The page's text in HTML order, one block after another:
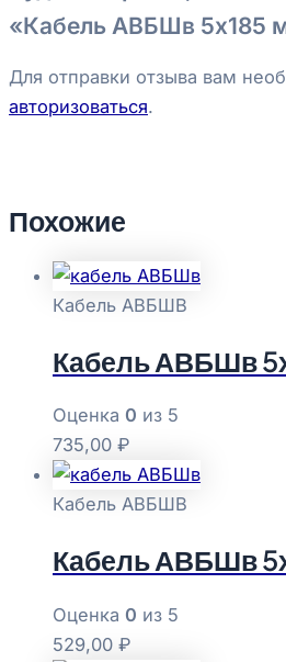
«Кабель АВБШв 5х185
Для отправки отзыва вам
авторизоваться.
Похожие
Кабель АВБШВ
Кабель АВБШв
Оценка 0 из 5
735,00 ₽
Кабель АВБШВ
Кабель АВБШв
Оценка 0 из 5
529,00 ₽